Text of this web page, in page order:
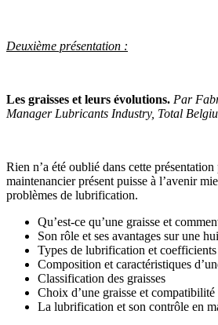
Deuxième présentation :
Les graisses et leurs évolutions. Par
Manager Lubricants Industry, Total
Rien n’a été oublié dans cette
maintenancier présent puisse à l’avenir
problèmes de lubrification.
Qu’est-ce qu’une graisse et
Son rôle et ses avantages sur une
Types de lubrification et
Composition et caractéristiques
Classification des graisses
Choix d’une graisse et compatibilité
La lubrification et son contrôle en